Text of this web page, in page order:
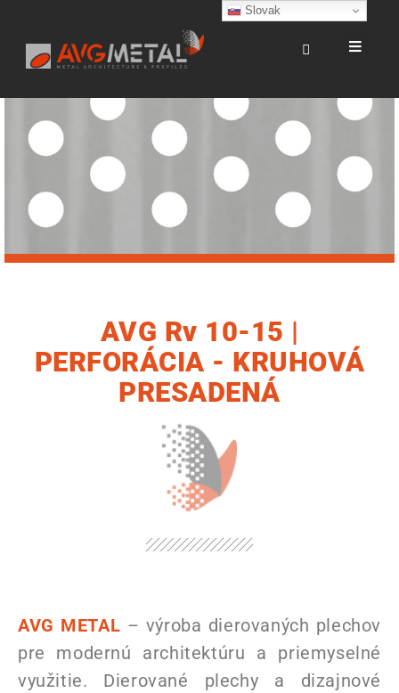
AVG Rv 10-15 |
PERFORÁCIA - KRUHOVÁ
PRESADENÁ
AVG METAL – výroba dierovaných plechov
pre modernú architektúru a priemyselné
využitie. Dierované plechy a dizajnové
Slovak